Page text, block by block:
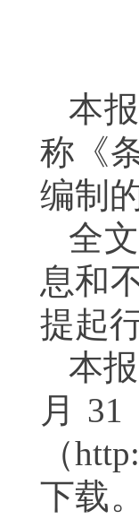
本
称《
编制
全
息和
提起
本
月 31
（
下载。